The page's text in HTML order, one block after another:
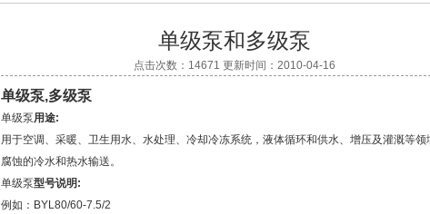
单级泵和多级泵
点击次数：14671 更新时间：2010-04-16
单级泵,多级泵
单级泵用途:
用于空调、采暖、卫生用水、水处理、冷却冷冻系统，液体循环和供水、增压及灌溉等领
腐蚀的冷水和热水输送。
单级泵型号说明:
例如：BYL80/60-7.5/2